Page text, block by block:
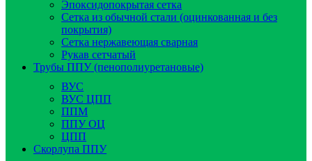
Эпоксидопокрытая сетка
Сетка из обычной стали (оцинкованная и без
покрытия)
Сетка нержавеющая сварная
Рукав сетчатый
Трубы ППУ (пенополиуретановые)
ВУС
ВУС ЦПП
ППМ
ППУ ОЦ
ЦПП
Скорлупа ППУ